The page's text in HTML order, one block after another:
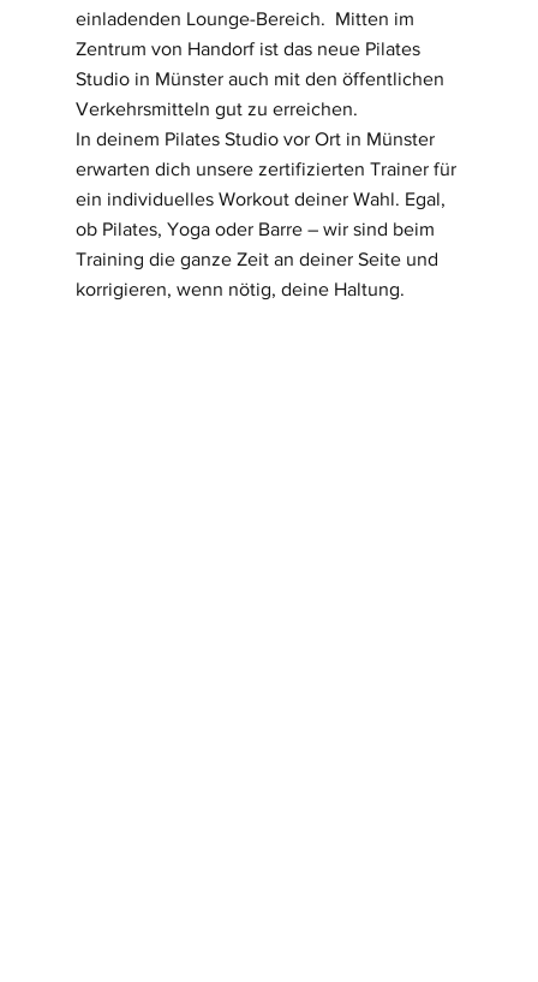
einladenden Lounge-Bereich.  Mitten im
Zentrum von Handorf ist das neue Pilates
Studio in Münster auch mit den öffentlichen
Verkehrsmitteln gut zu erreichen.
In deinem Pilates Studio vor Ort in Münster
erwarten dich unsere zertifizierten Trainer für
ein individuelles Workout deiner Wahl. Egal,
ob Pilates, Yoga oder Barre – wir sind beim
Training die ganze Zeit an deiner Seite und
korrigieren, wenn nötig, deine Haltung.